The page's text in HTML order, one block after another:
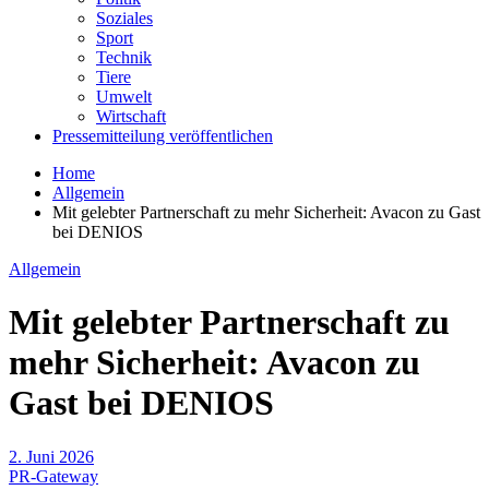
Soziales
Sport
Technik
Tiere
Umwelt
Wirtschaft
Pressemitteilung veröffentlichen
Home
Allgemein
Mit gelebter Partnerschaft zu mehr Sicherheit: Avacon zu Gast
bei DENIOS
Allgemein
Mit gelebter Partnerschaft zu
mehr Sicherheit: Avacon zu
Gast bei DENIOS
2. Juni 2026
PR-Gateway